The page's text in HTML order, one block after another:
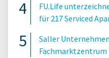
FU.Life
für 217 Serviced
Saller
Fachmarktzentrum